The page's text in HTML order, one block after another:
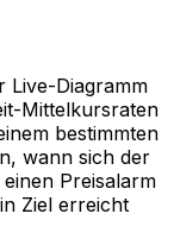
Live-Diagramm
Mittelkursraten
bestimmten
wann sich der
Preisalarm
Ziel erreicht